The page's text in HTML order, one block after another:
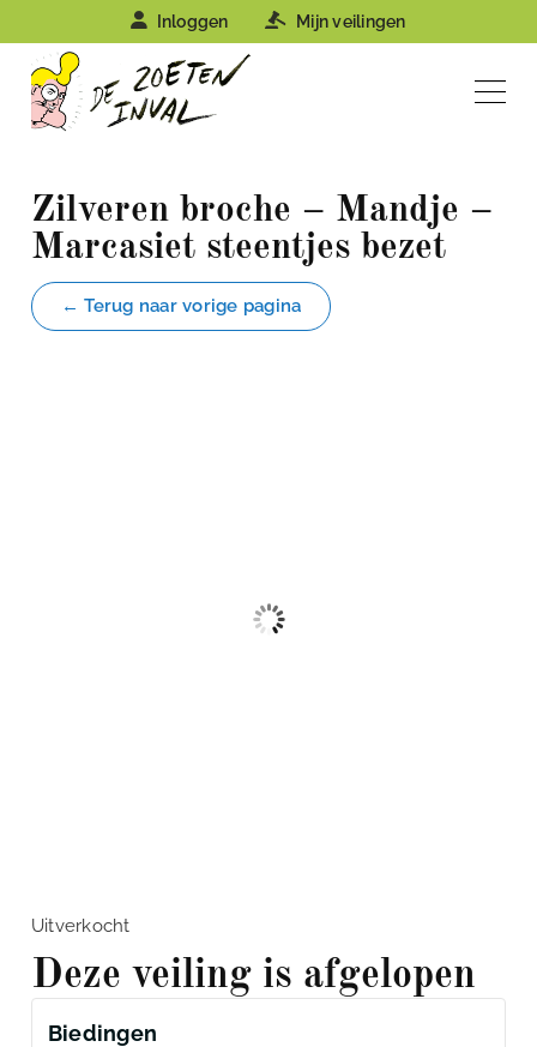
Inloggen Mijn veilingen
Zilveren broche – Mandje –
Marcasiet steentjes bezet
← Terug naar vorige pagina
Uitverkocht
Deze veiling is afgelopen
Biedingen